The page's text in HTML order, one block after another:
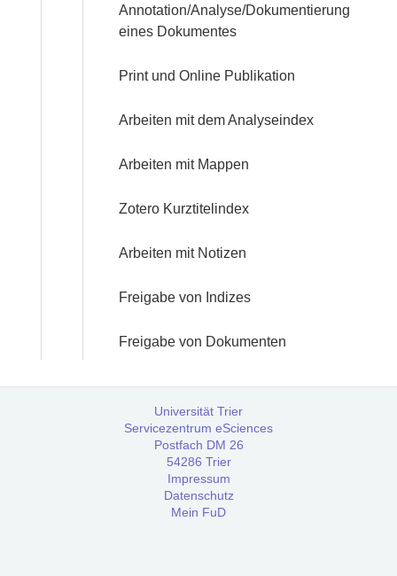
Annotation/Analyse/Dokumentierung
eines Dokumentes
Print und Online Publikation
Arbeiten mit dem Analyseindex
Arbeiten mit Mappen
Zotero Kurztitelindex
Arbeiten mit Notizen
Freigabe von Indizes
Freigabe von Dokumenten
Universität Trier
Servicezentrum eSciences
Postfach DM 26
54286 Trier
Impressum
Datenschutz
Mein FuD